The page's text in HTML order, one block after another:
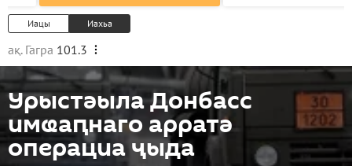
Иацы Иахьа
ақ. Гагра 101.3
Урыстәыла Донбасс
имҩаԥнаго арратә
операциа ҷыда